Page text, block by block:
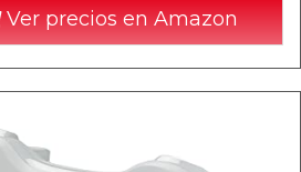
Ver precios en Amazon